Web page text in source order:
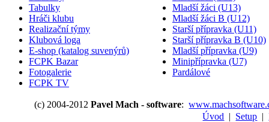
Tabulky
Hráči klubu
Realizační týmy
Klubová loga
E-shop (katalog suvenýrů)
FCPK Bazar
Fotogalerie
FCPK TV
Mladší žáci (U13)
Mladší žáci B (U12)
Starší přípravka (U11)
Starší přípravka B (U10)
Mladší přípravka (U9)
Minipřípravka (U7)
Pardálové
(c) 2004-2012Pavel Mach - software:
Úvod | Setup |